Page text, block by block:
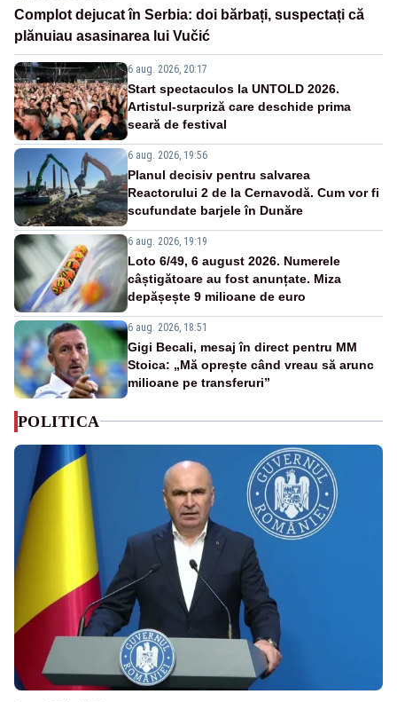
Complot dejucat în Serbia: doi bărbați, suspectați că
plănuiau asasinarea lui Vučić
6 aug. 2026, 20:17
Start spectaculos la UNTOLD 2026.
Artistul-surpriză care deschide prima
seară de festival
6 aug. 2026, 19:56
Planul decisiv pentru salvarea
Reactorului 2 de la Cernavodă. Cum vor fi
scufundate barjele în Dunăre
6 aug. 2026, 19:19
Loto 6/49, 6 august 2026. Numerele
câștigătoare au fost anunțate. Miza
depășește 9 milioane de euro
6 aug. 2026, 18:51
Gigi Becali, mesaj în direct pentru MM
Stoica: „Mă oprește când vreau să arunc
milioane pe transferuri”
POLITICA